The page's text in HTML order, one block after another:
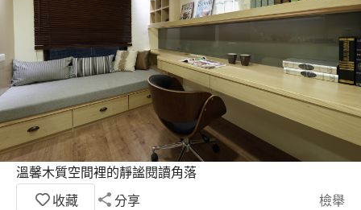
溫馨木質空間裡的靜謐閱讀角落
收藏
分享 檢舉